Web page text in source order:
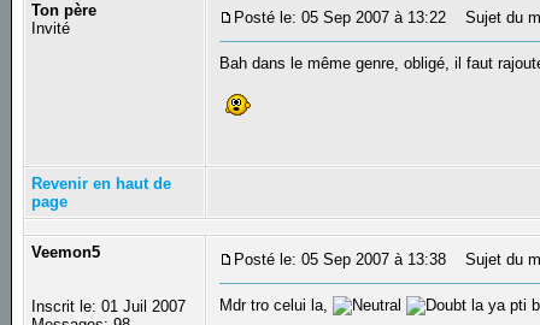
Ton père
Invité
Posté le: 05 Sep 2007 à 13:22 Sujet du
Bah dans le même genre, obligé, il faut
Revenir en haut de
page
Veemon5
Inscrit le: 01 Juil 2007
Posté le: 05 Sep 2007 à 13:38 Sujet du
Mdr tro celui la, la ya pti